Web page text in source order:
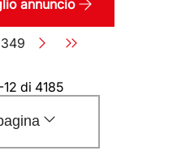
annuncio
Pagina
349
12 di 4185